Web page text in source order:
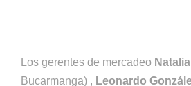
Los gerentes de mercadeo
Bucarmanga) , Leonardo